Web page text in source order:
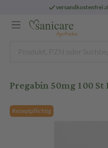
versandkostenfrei
Pregabin 50mg 100
Rezeptpflichtig